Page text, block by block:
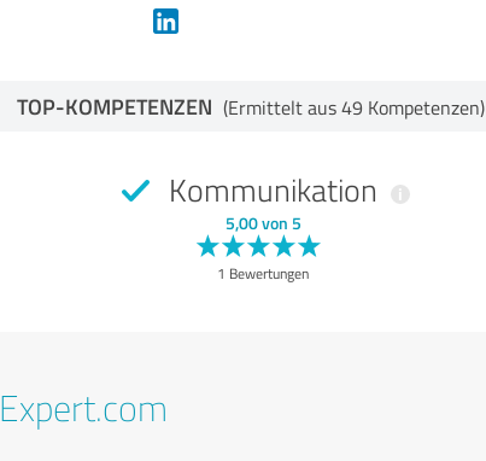
TOP-KOMPETENZEN (Ermittelt aus 49 Kompetenzen)
Kommunikation
5,00 von 5
1 Bewertungen